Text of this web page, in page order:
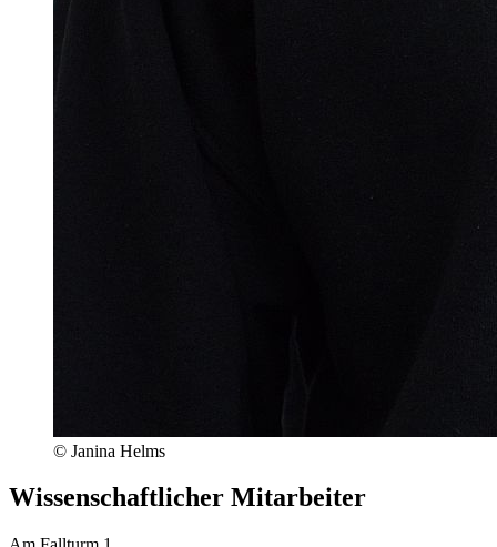
© Janina Helms
Wissenschaftlicher Mitarbeiter